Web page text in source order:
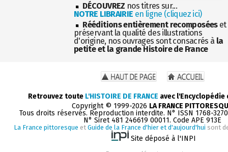
DÉCOUVREZ nos titres sur...
NOTRE LIBRAIRIE en ligne (cliquez ici)
Rééditions entièrement recomposéeset
préservant la qualité des illustrations
d'origine, nos ouvrages sont consacrés à la
petite et la grande Histoire de France
Retrouvez toute L'HISTOIRE DE FRANCE avec
Copyright © 1999-2026 LA FRANCE
Tous droits réservés. Reproduction interdite. N° ISSN 1768-
N° Siret 481 246619 00011. Code APE 913E
La France pittoresque et Guide de la France d'hier et d'aujourd'hui sont
Site déposé à l'INPI